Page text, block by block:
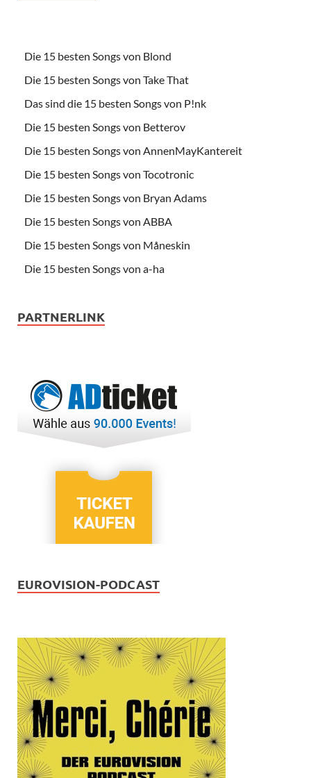
Die 15 besten Songs von Blond
Die 15 besten Songs von Take That
Das sind die 15 besten Songs von P!nk
Die 15 besten Songs von Betterov
Die 15 besten Songs von AnnenMayKantereit
Die 15 besten Songs von Tocotronic
Die 15 besten Songs von Bryan Adams
Die 15 besten Songs von ABBA
Die 15 besten Songs von Måneskin
Die 15 besten Songs von a-ha
PARTNERLINK
EUROVISION-PODCAST